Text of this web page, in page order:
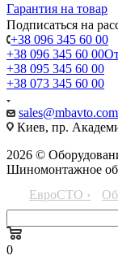
Гарантия на товар
Подписаться на
+38 096 345 60 00
+38 096 345 60 00
+38 095 345 60 00
+38 073 345 60 00
Киев, пр.
2026 ©
Шиномонтажное
ЕвроСТО ›
0